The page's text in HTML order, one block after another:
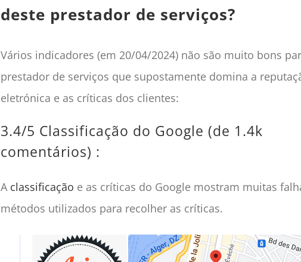
deste prestador de serviços?
Vários indicadores (em 20/04/2024) não são muito bons
prestador de serviços que supostamente domina a
eletrónica e as críticas dos clientes:
3.4/5 Classificação do Google (de 1.4k
comentários) :
A classificação e as críticas do Google mostram muitas
métodos utilizados para recolher as críticas.